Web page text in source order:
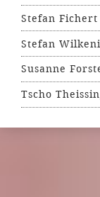
Stefan Fichert
Stefan
Susanne
Tscho